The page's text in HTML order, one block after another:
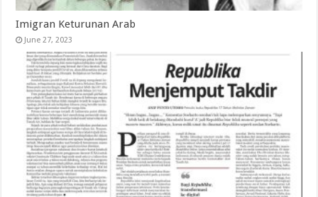
Imigran Keturunan Arab
June 27, 2023